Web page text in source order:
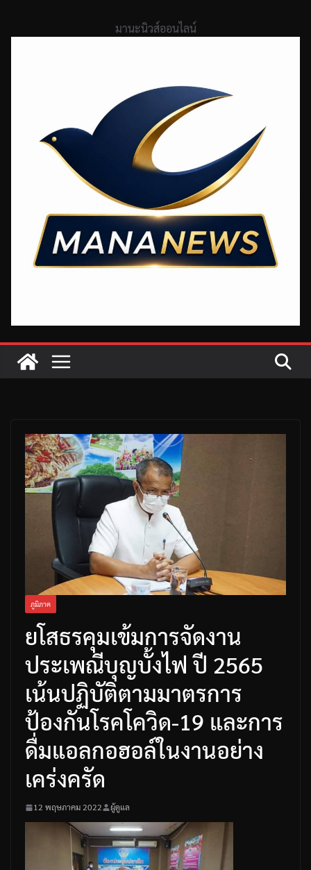
มานะนิวส์ออนไลน์
ภูมิภาค
ยโสธรคุมเข้มการจัดงาน
ประเพณีบุญบั้งไฟ ปี 2565
เน้นปฏิบัติตามมาตรการ
ป้องกันโรคโควิด-19 และการ
ดื่มแอลกอฮอล์ในงานอย่าง
เคร่งครัด
12 พฤษภาคม 2022 ผู้ดูแล